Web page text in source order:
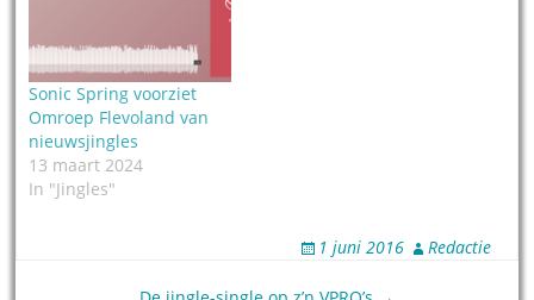
Sonic Spring voorziet
Omroep Flevoland van
nieuwsjingles
13 maart 2024
In "Jingles"
1 juni 2016 Redactie